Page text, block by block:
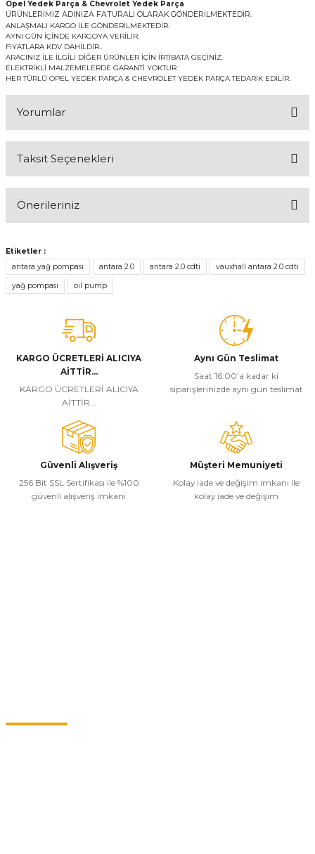
Opel Yedek Parça & Chevrolet Yedek Parça
ÜRÜNLERİMİZ ADINIZA FATURALI OLARAK GÖNDERİLMEKTEDİR.
ANLAŞMALI KARGO İLE GÖNDERİLMEKTEDİR.
AYNI GÜN İÇİNDE KARGOYA VERİLİR.
FİYATLARA KDV DAHİLDİR..
ARACINIZ İLE İLGİLİ DİĞER ÜRÜNLER İÇİN İRTİBATA GEÇİNİZ.
ELEKTRİKLİ MALZEMELERDE GARANTİ YOKTUR.
HER TÜRLÜ OPEL YEDEK PARÇA & CHEVROLET YEDEK PARÇA TEDARİK EDİLİR.
Yorumlar
Taksit Seçenekleri
Önerileriniz
konularda yetersiz gördüğünüz noktaları öneri formunu kullanarak
tarafımıza iletebilirsiniz.
Görüş ve önerileriniz için teşekkür ederiz.
Ürün resmi kalitesiz, bozuk veya görüntülenemiyor.
Ürün açıklamasında eksik bilgiler bulunuyor.
Ürün bilgilerinde hatalar bulunuyor.
Ürün fiyatı diğer sitelerden daha pahalı.
Bu ürüne benzer farklı alternatifler olmalı.
Etiketler :
antara yağ pompası
antara 2.0 antara 2.0 cdti vauxhall antara 2.0 cdti
yağ pompası oil pump
KARGO ÜCRETLERİ ALICIYA
AİTTİR...
KARGO ÜCRETLERİ ALICIYA
AİTTİR...
Aynı Gün Teslimat
Saat 16:00’a kadar ki
siparişlerinizde aynı gün teslimat
Güvenli Alışveriş
256 Bit SSL Sertifikası ile %100
güvenli alışveriş imkanı
Müşteri Memuniyeti
Kolay iade ve değişim imkanı ile
kolay iade ve değişim